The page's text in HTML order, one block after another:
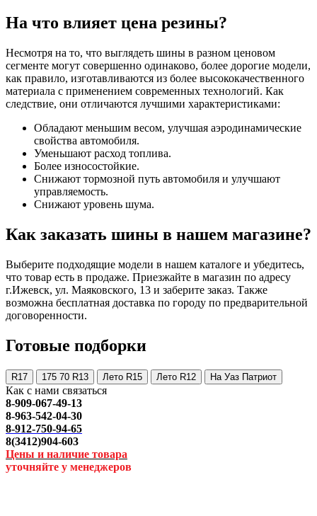
На что влияет цена резины?
Несмотря на то, что выглядеть шины в разном ценовом
сегменте могут совершенно одинаково, более дорогие модели,
как правило, изготавливаются из более высококачественного
материала с применением современных технологий. Как
следствие, они отличаются лучшими характеристиками:
Обладают меньшим весом, улучшая аэродинамические
свойства автомобиля.
Уменьшают расход топлива.
Более износостойкие.
Снижают тормозной путь автомобиля и улучшают
управляемость.
Снижают уровень шума.
Как заказать шины в нашем магазине?
Выберите подходящие модели в нашем каталоге и убедитесь,
что товар есть в продаже. Приезжайте в магазин по адресу
г.Ижевск, ул. Маяковского, 13 и заберите заказ. Также
возможна бесплатная доставка по городу по предварительной
договоренности.
Готовые подборки
R17 175 70 R13 Лето R15 Лето R12 На Уаз Патриот
Как с нами связаться
8-909-067-49-13
8-963-542-04-30
8-912-750-94-65
8(3412)904-603
Цены и наличие товара
уточняйте у менеджеров